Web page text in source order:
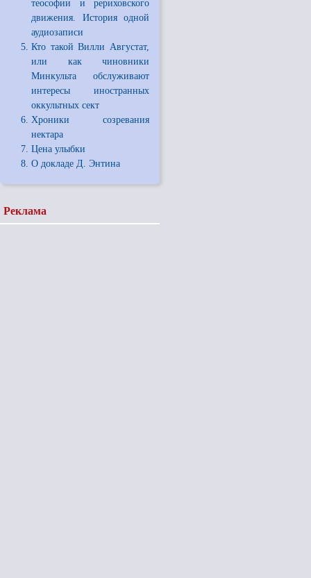
теософии и рериховского
движения. История одной
аудиозаписи
Кто такой Вилли Августат,
или как чиновники
Минкульта обслуживают
интересы иностранных
оккультных сект
Хроники созревания
нектара
Цена улыбки
О докладе Д. Энтина
Реклама